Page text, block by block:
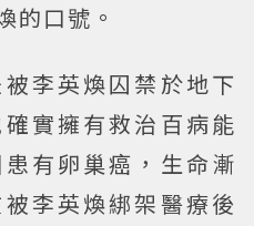
的口號。
李英煥囚禁於地下
實擁有救治百病能
有卵巢癌，生命漸
李英煥綁架醫療後